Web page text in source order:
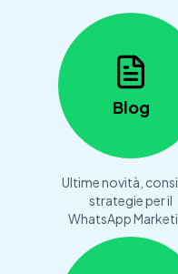
Blog
Ultime novità,
strategie per il
WhatsApp